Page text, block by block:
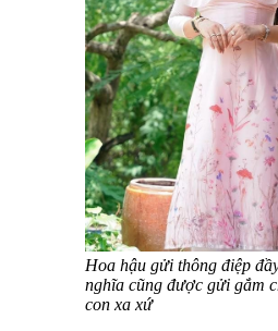
Hoa hậu gửi thông điệp
nghĩa cũng được gửi gắm
con xa xứ